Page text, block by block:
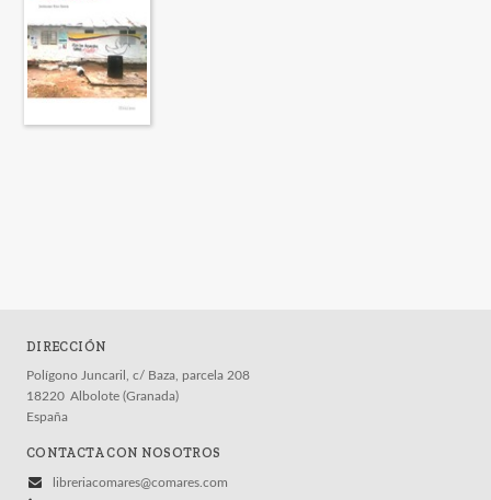
DIRECCIÓN
Polígono Juncaril, c/ Baza, parcela 208
18220 Albolote (Granada)
España
CONTACTA CON NOSOTROS
libreriacomares@comares.com